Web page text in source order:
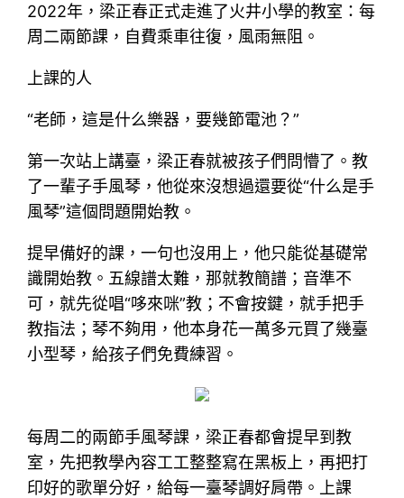
2022年，梁正春正式走進了火井小學的教室：每
周二兩節課，自費乘車往復，風雨無阻。
上課的人
“老師，這是什么樂器，要幾節電池？”
第一次站上講臺，梁正春就被孩子們問懵了。教
了一輩子手風琴，他從來沒想過還要從“什么是手
風琴”這個問題開始教。
提早備好的課，一句也沒用上，他只能從基礎常
識開始教。五線譜太難，那就教簡譜；音準不
可，就先從唱“哆來咪”教；不會按鍵，就手把手
教指法；琴不夠用，他本身花一萬多元買了幾臺
小型琴，給孩子們免費練習。
每周二的兩節手風琴課，梁正春都會提早到教
室，先把教學內容工工整整寫在黑板上，再把打
印好的歌單分好，給每一臺琴調好肩帶。上課